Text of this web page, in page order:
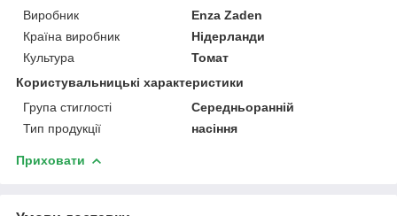
Виробник
Enza Zaden
Країна виробник
Нідерланди
Культура
Томат
Користувальницькі характеристики
Група стиглості
Середньоранній
Тип продукції
насіння
Приховати